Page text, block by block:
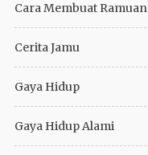
Cara Membuat Ramuan
Cerita Jamu
Gaya Hidup
Gaya Hidup Alami